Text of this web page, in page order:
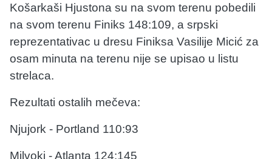
Košarkaši Hjustona su na svom terenu pobedili
na svom terenu Finiks 148:109, a srpski
reprezentativac u dresu Finiksa Vasilije Micić za
osam minuta na terenu nije se upisao u listu
strelaca.
Rezultati ostalih mečeva:
Njujork - Portland 110:93
Milvoki - Atlanta 124:145